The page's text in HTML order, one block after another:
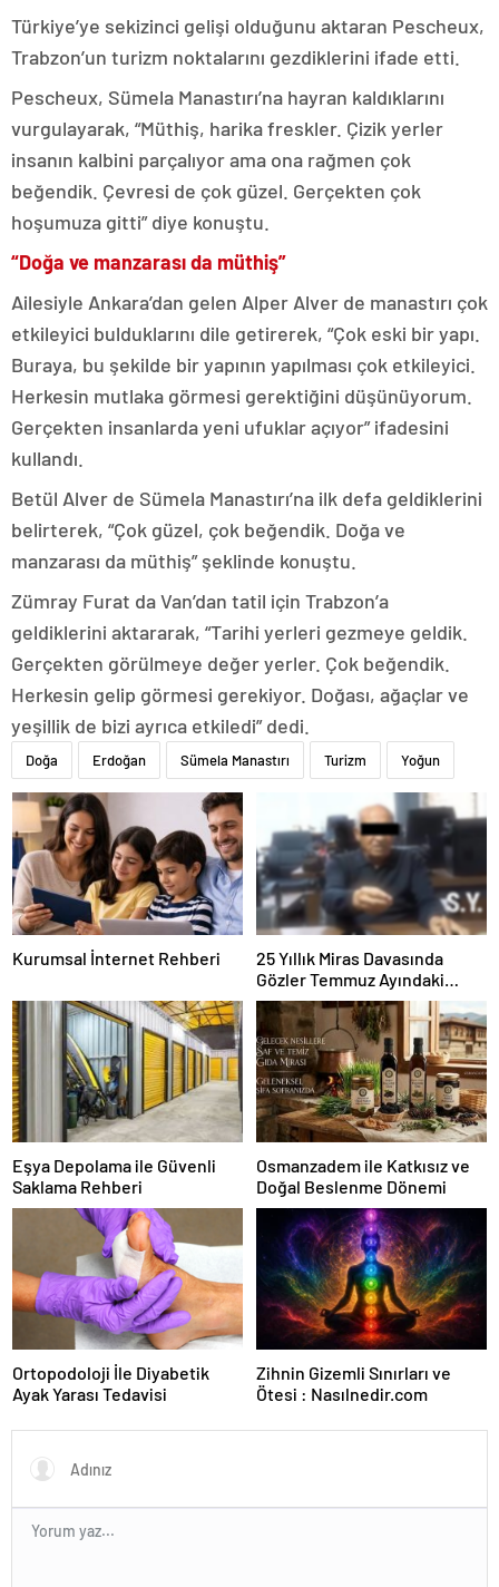
Türkiye’ye sekizinci gelişi olduğunu aktaran Pescheux,
Trabzon’un turizm noktalarını gezdiklerini ifade etti.
Pescheux, Sümela Manastırı’na hayran kaldıklarını
vurgulayarak, “Müthiş, harika freskler. Çizik yerler
insanın kalbini parçalıyor ama ona rağmen çok
beğendik. Çevresi de çok güzel. Gerçekten çok
hoşumuza gitti” diye konuştu.
“Doğa ve manzarası da müthiş”
Ailesiyle Ankara’dan gelen Alper Alver de manastırı çok
etkileyici bulduklarını dile getirerek, “Çok eski bir yapı.
Buraya, bu şekilde bir yapının yapılması çok etkileyici.
Herkesin mutlaka görmesi gerektiğini düşünüyorum.
Gerçekten insanlarda yeni ufuklar açıyor” ifadesini
kullandı.
Betül Alver de Sümela Manastırı’na ilk defa geldiklerini
belirterek, “Çok güzel, çok beğendik. Doğa ve
manzarası da müthiş” şeklinde konuştu.
Zümray Furat da Van’dan tatil için Trabzon’a
geldiklerini aktararak, “Tarihi yerleri gezmeye geldik.
Gerçekten görülmeye değer yerler. Çok beğendik.
Herkesin gelip görmesi gerekiyor. Doğası, ağaçlar ve
yeşillik de bizi ayrıca etkiledi” dedi.
Doğa Erdoğan Sümela Manastırı Turizm Yoğun
Kurumsal İnternet Rehberi
25 Yıllık Miras Davasında
Gözler Temmuz Ayındaki
Karar Duruşmasına Çevrildi
Eşya Depolama ile Güvenli
Saklama Rehberi
Osmanzadem ile Katkısız ve
Doğal Beslenme Dönemi
Ortopodoloji İle Diyabetik
Ayak Yarası Tedavisi
Zihnin Gizemli Sınırları ve
Ötesi : Nasılnedir.com